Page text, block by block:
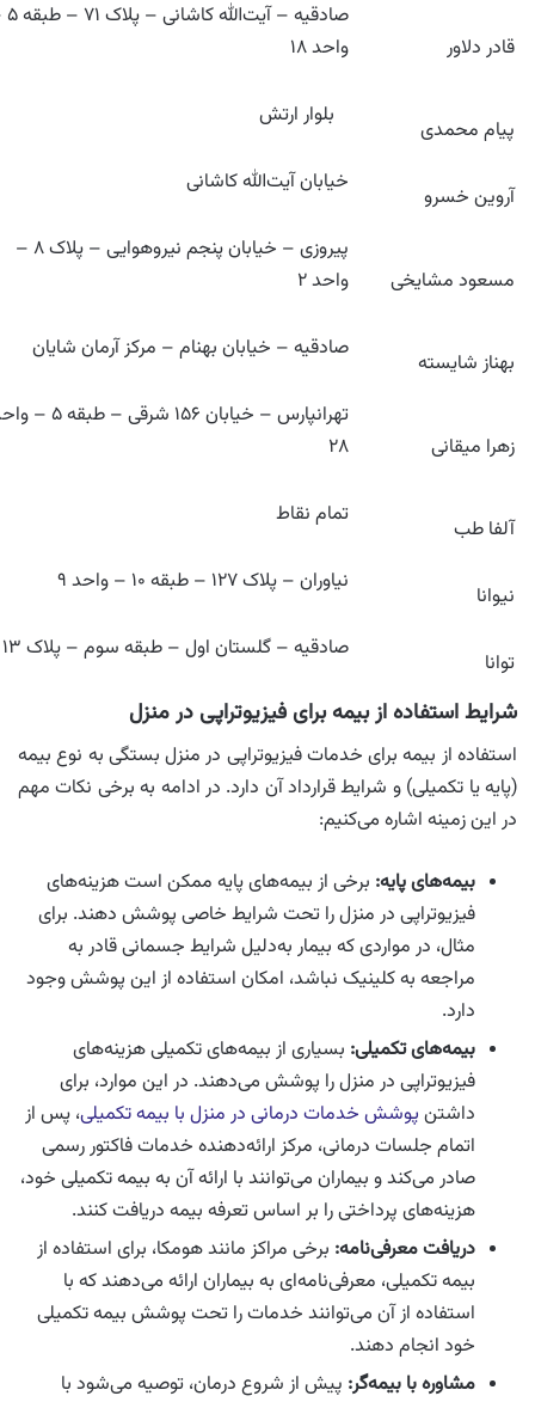
قادر دلاور
واحد ۱۸
پیام محمدی
بلوار ارتش
آروین خسرو
خیابان آیت‌الله کاشانی
مسعود مشایخی
پیروزی – خیابان پنجم نیروهوایی – پلاک ۸ –
واحد ۲
بهناز شایسته
صادقیه – خیابان بهنام – مرکز آرمان شایان
زهرا میقانی
تهرانپارس – خیابان ۱۵۶ شرقی –
۲۸
آلفا طب
تمام نقاط
نیوانا
نیاوران – پلاک ۱۲۷ – طبقه ۱۰ – واحد ۹
توانا
صادقیه – گلستان اول – طبقه سوم – پلاک ۱۳
شرایط استفاده از بیمه برای فیزیوتراپی در منزل
استفاده از بیمه برای خدمات فیزیوتراپی در منزل بستگی به نوع بیمه
(پایه یا تکمیلی) و شرایط قرارداد آن دارد. در ادامه به برخی نکات مهم
در این زمینه اشاره می‌کنیم:
بیمه‌های پایه: برخی از بیمه‌های پایه ممکن است هزینه‌های
فیزیوتراپی در منزل را تحت شرایط خاصی پوشش دهند. برای
مثال، در مواردی که بیمار به‌دلیل شرایط جسمانی قادر به
مراجعه به کلینیک نباشد، امکان استفاده از این پوشش وجود
دارد.
بیمه‌های تکمیلی: بسیاری از بیمه‌های تکمیلی هزینه‌های
فیزیوتراپی در منزل را پوشش می‌دهند. در این موارد، برای
داشتن پوشش خدمات درمانی در منزل با بیمه تکمیلی، پس از
اتمام جلسات درمانی، مرکز ارائه‌دهنده خدمات فاکتور رسمی
صادر می‌کند و بیماران می‌توانند با ارائه آن به بیمه تکمیلی خود،
هزینه‌های پرداختی را بر اساس تعرفه بیمه دریافت کنند.
دریافت معرفی‌نامه: برخی مراکز مانند هومکا، برای استفاده از
بیمه تکمیلی، معرفی‌نامه‌ای به بیماران ارائه می‌دهند که با
استفاده از آن می‌توانند خدمات را تحت پوشش بیمه تکمیلی
خود انجام دهند.
مشاوره با بیمه‌گر: پیش از شروع درمان، توصیه می‌شود با